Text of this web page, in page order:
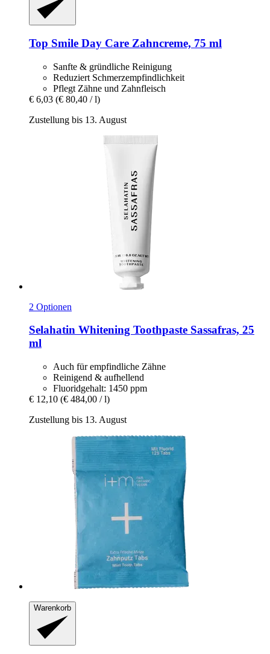
Top Smile Day Care Zahncreme, 75 ml
Sanfte & gründliche Reinigung
Reduziert Schmerzempfindlichkeit
Pflegt Zähne und Zahnfleisch
€ 6,03 (€ 80,40 / l)
Zustellung bis 13. August
2 Optionen
Selahatin Whitening Toothpaste Sassafras, 25
ml
Auch für empfindliche Zähne
Reinigend & aufhellend
Fluoridgehalt: 1450 ppm
€ 12,10 (€ 484,00 / l)
Zustellung bis 13. August
Warenkorb